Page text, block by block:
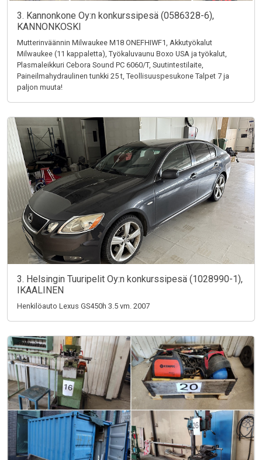
3. Kannonkone Oy:n konkurssipesä (0586328-6),
KANNONKOSKI
Mutterinväännin Milwaukee M18 ONEFHIWF1, Akkutyökalut
Milwaukee (11 kappaletta), Työkaluvaunu Boxo USA ja työkalut,
Plasmaleikkuri Cebora Sound PC 6060/T, Suutintestilaite,
Paineilmahydraulinen tunkki 25 t, Teollisuuspesukone Talpet 7 ja
paljon muuta!
3. Helsingin Tuuripelit Oy:n konkurssipesä (1028990-1),
IKAALINEN
Henkilöauto Lexus GS450h 3.5 vm. 2007